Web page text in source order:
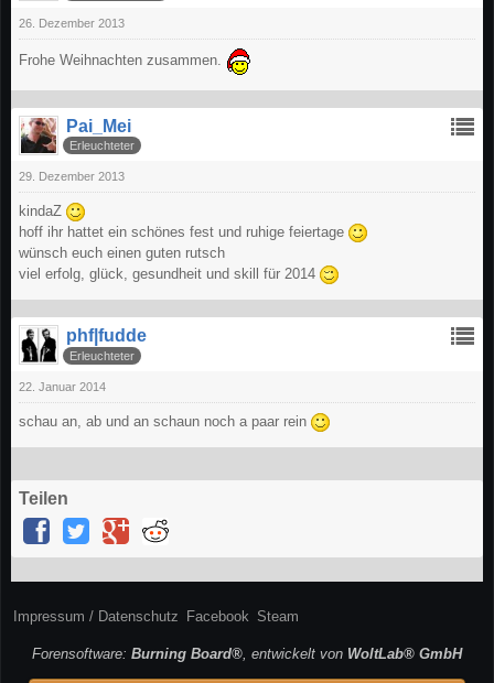
26. Dezember 2013
Frohe Weihnachten zusammen.
Pai_Mei
Erleuchteter
29. Dezember 2013
kindaZ
hoff ihr hattet ein schönes fest und ruhige feiertage
wünsch euch einen guten rutsch
viel erfolg, glück, gesundheit und skill für 2014
phf|fudde
Erleuchteter
22. Januar 2014
schau an, ab und an schaun noch a paar rein
Teilen
Impressum / Datenschutz Facebook Steam
Forensoftware: Burning Board®, entwickelt von WoltLab® GmbH